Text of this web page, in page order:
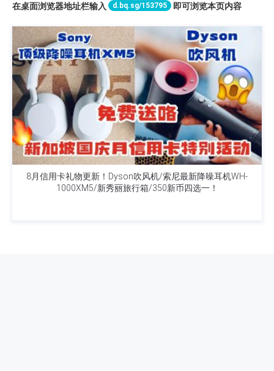
在桌面浏览器地址栏输入
d.bq.sg/153795 即可浏览本页内容
8月信用卡礼物更新！Dyson吹风机/索尼最新降噪耳机WH-
1000XM5/新秀丽旅行箱/350新币四选一！